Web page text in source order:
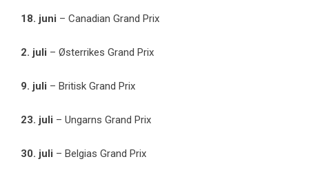
18. juni – Canadian Grand Prix
2. juli – Østerrikes Grand Prix
9. juli – Britisk Grand Prix
23. juli – Ungarns Grand Prix
30. juli – Belgias Grand Prix